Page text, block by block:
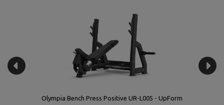
Olympia Bench Press Negativa UR-L007 - UpForm